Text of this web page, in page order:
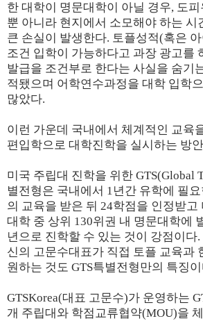
한 대학이 명문대학이 아닐 경우, 도
뿐 아니라 현지에서 소모해야 하는 시
큰 손실이 발생한다. 토플성적(혹은
조건 입학이 가능하다고 과장 광고를
발급을 조건부로 한다는 사실을 숨기
적됐으며 어학연수과정을 대학 입학
많았다.
이런 가운데 국내에서 체계적인 교육
편입학으로 대학진학을 실시하는 방
미국 주립대 진학을 위한 GTS(Global
별전형은 국내에서 1년간 유학에 필
의 교육을 받은 뒤 24학점을 인정받고
대학 중 상위 130위권 내 명문대학에
년으로 진학할 수 있는 것이 강점이다
신의 고문수대표가 직접 토플 교육과
원하는 것도 GTS특별전형만의 특징
GTSKorea(대표 고문수)가 운영하는
개 주립대와 학점교류협약(MOU)을